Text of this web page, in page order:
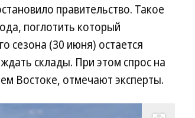
правительство. Такое
поглотить который
сезона (30 июня) остается
склады. При этом спрос на
Востоке, отмечают эксперты.